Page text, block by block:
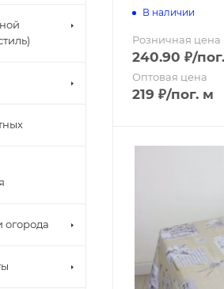
В наличии
Розничная цена
240.90 ₽/
Оптовая цена
219 ₽/пог. м
Клеенка
Клеенка
Клеенка
Клеенка
Клеенка
Клеенка
Клеенка
Клеенка
Клеенка
Клеенка
Рулон
Упаковка
Чехол
Крышки и
Крючок
Мыльница
Полки для
огорода